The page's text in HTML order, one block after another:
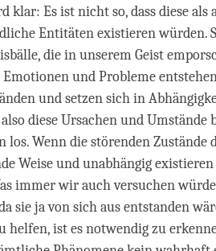
klar: Es ist nicht so, dass diese als
Entitäten existieren würden.
die in unserem Geist
und Probleme
und setzen sich in
diese Ursachen und
los. Wenn die störenden Zustände
Weise und unabhängig
immer wir auch versuchen
sie ja von sich aus entstanden
helfen, ist es notwendig zu